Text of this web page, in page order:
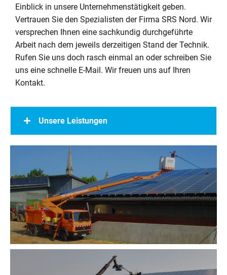
Einblick in unsere Unternehmenstätigkeit geben.
Vertrauen Sie den Spezialisten der Firma SRS Nord. Wir
versprechen Ihnen eine sachkundig durchgeführte
Arbeit nach dem jeweils derzeitigen Stand der Technik.
Rufen Sie uns doch rasch einmal an oder schreiben Sie
uns eine schnelle E-Mail. Wir freuen uns auf Ihren
Kontakt.
Unsere Leistungen